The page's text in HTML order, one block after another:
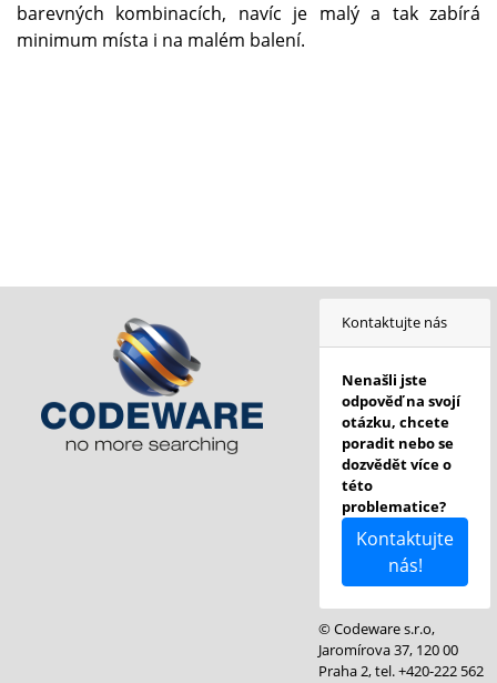
barevných kombinacích, navíc je malý a tak zabírá
minimum místa i na malém balení.
Kontaktujte nás
Nenašli jste
odpověď na svojí
otázku, chcete
poradit nebo se
dozvědět více o
této
problematice?
Kontaktujte
nás!
© Codeware s.r.o,
Jaromírova 37, 120 00
Praha 2, tel. +420-222 562